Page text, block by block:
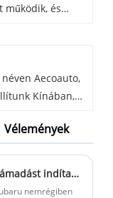
az
igényeinek,
és egyéb
működik, és
Aecoauto,
Kínában,
tisztán
célozza
Vélemények
A kínai autógyártók teljes körű ellentámadást indítanak! Két japán autógyártó kivonul a thaiföldi piacról
nemrégiben